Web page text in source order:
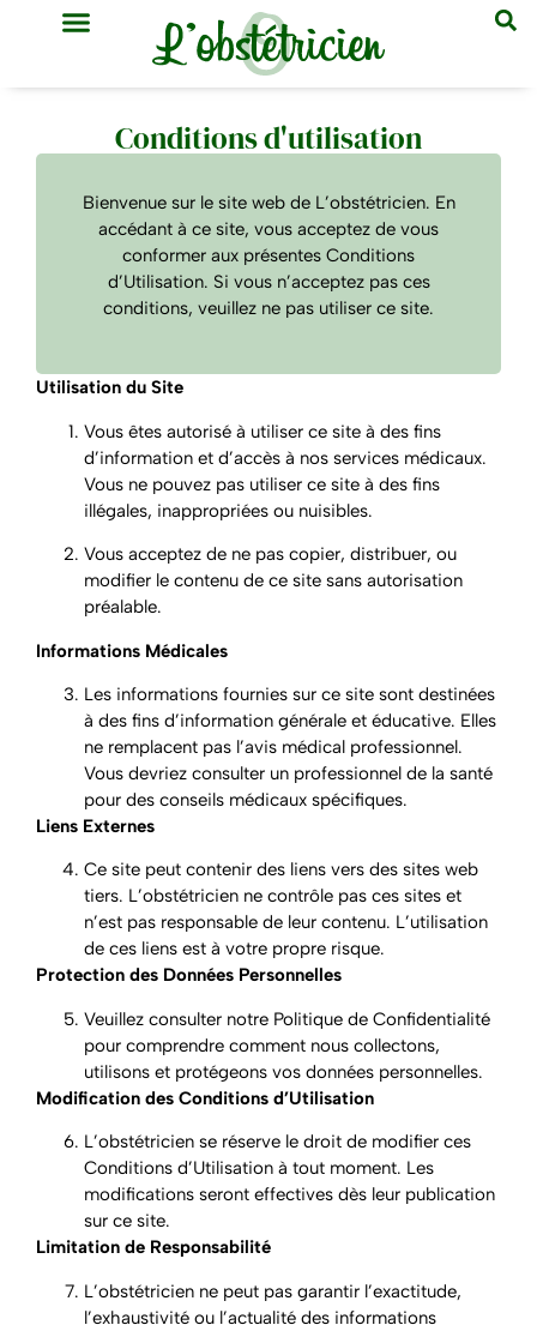
Conditions d'utilisation
Bienvenue sur le site web de L’obstétricien. En
accédant à ce site, vous acceptez de vous
conformer aux présentes Conditions
d’Utilisation. Si vous n’acceptez pas ces
conditions, veuillez ne pas utiliser ce site.
Utilisation du Site
Vous êtes autorisé à utiliser ce site à des fins
d’information et d’accès à nos services médicaux.
Vous ne pouvez pas utiliser ce site à des fins
illégales, inappropriées ou nuisibles.
Vous acceptez de ne pas copier, distribuer, ou
modifier le contenu de ce site sans autorisation
préalable.
Informations Médicales
Les informations fournies sur ce site sont destinées
à des fins d’information générale et éducative. Elles
ne remplacent pas l’avis médical professionnel.
Vous devriez consulter un professionnel de la santé
pour des conseils médicaux spécifiques.
Liens Externes
Ce site peut contenir des liens vers des sites web
tiers. L’obstétricien ne contrôle pas ces sites et
n’est pas responsable de leur contenu. L’utilisation
de ces liens est à votre propre risque.
Protection des Données Personnelles
Veuillez consulter notre Politique de Confidentialité
pour comprendre comment nous collectons,
utilisons et protégeons vos données personnelles.
Modification des Conditions d’Utilisation
L’obstétricien se réserve le droit de modifier ces
Conditions d’Utilisation à tout moment. Les
modifications seront effectives dès leur publication
sur ce site.
Limitation de Responsabilité
L’obstétricien ne peut pas garantir l’exactitude,
l’exhaustivité ou l’actualité des informations